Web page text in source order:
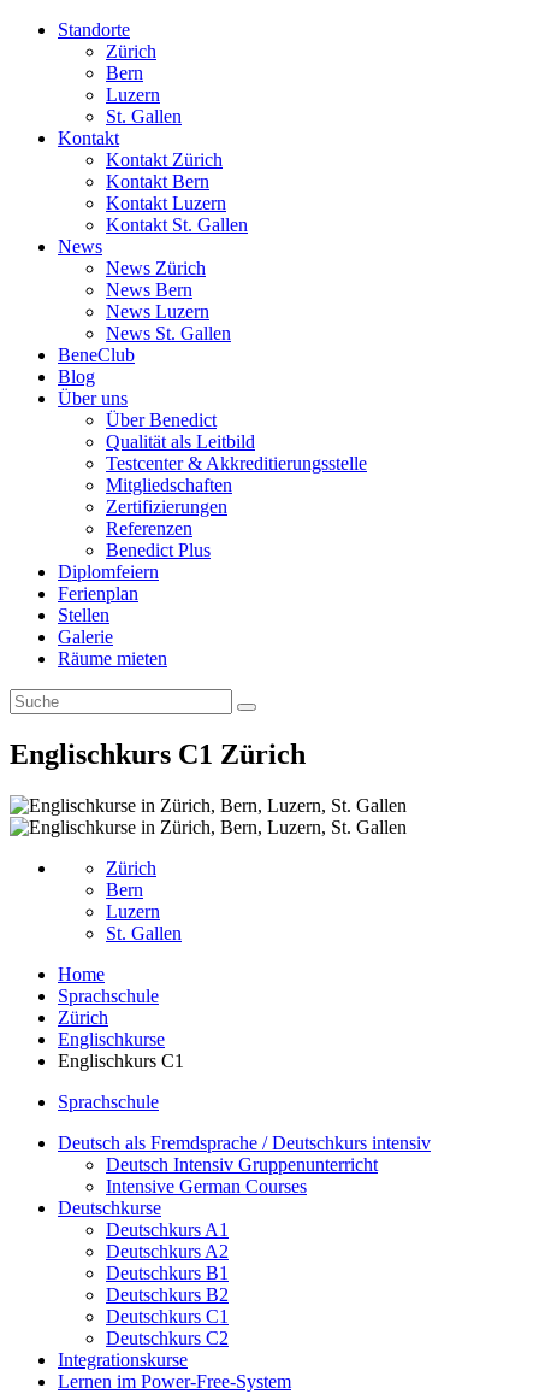
Standorte
Zürich
Bern
Luzern
St. Gallen
Kontakt
Kontakt Zürich
Kontakt Bern
Kontakt Luzern
Kontakt St. Gallen
News
News Zürich
News Bern
News Luzern
News St. Gallen
BeneClub
Blog
Über uns
Über Benedict
Qualität als Leitbild
Testcenter & Akkreditierungsstelle
Mitgliedschaften
Zertifizierungen
Referenzen
Benedict Plus
Diplomfeiern
Ferienplan
Stellen
Galerie
Räume mieten
Englischkurs C1 Zürich
Zürich
Bern
Luzern
St. Gallen
Home
Sprachschule
Zürich
Englischkurse
Englischkurs C1
Sprachschule
Deutsch als Fremdsprache / Deutschkurs intensiv
Deutsch Intensiv Gruppenunterricht
Intensive German Courses
Deutschkurse
Deutschkurs A1
Deutschkurs A2
Deutschkurs B1
Deutschkurs B2
Deutschkurs C1
Deutschkurs C2
Integrationskurse
Lernen im Power-Free-System